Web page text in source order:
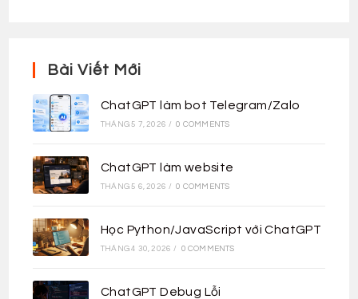
Bài Viết Mới
ChatGPT làm bot Telegram/Zalo
THÁNG 5 7, 2026 / 0 COMMENTS
ChatGPT làm website
THÁNG 5 6, 2026 / 0 COMMENTS
Học Python/JavaScript với ChatGPT
THÁNG 4 30, 2026 / 0 COMMENTS
ChatGPT Debug Lỗi